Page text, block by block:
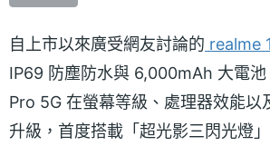
自上市以來廣受網友討論的 realme
IP69 防塵防水與 6,000mAh 大電
Pro 5G 在螢幕等級、處理器效能以
升級，首度搭載「超光影三閃光燈